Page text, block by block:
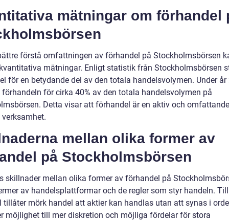
mätningar om förhandel
förstå omfattningen av förhandel på Stockholmsbörsen
mätningar. Enligt statistik från Stockholmsbörsen
för en betydande del av den totala handelsvolymen. Under år
förhandeln för cirka 40% av den totala handelsvolymen på
Detta visar att förhandel är en aktiv och
mellan olika former av
på Stockholmsbörsen
skillnader mellan olika former av förhandel på
av handelsplattformar och de regler som styr handeln. Till
tillåter mörk handel att aktier kan handlas utan att synas i
möjlighet till mer diskretion och möjliga fördelar för stora